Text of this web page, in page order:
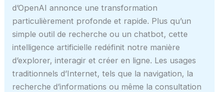
d’OpenAI annonce une transformation
particulièrement profonde et rapide. Plus qu’un
simple outil de recherche ou un chatbot, cette
intelligence artificielle redéfinit notre manière
d’explorer, interagir et créer en ligne. Les usages
traditionnels d’Internet, tels que la navigation, la
recherche d’informations ou même la consultation